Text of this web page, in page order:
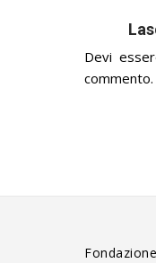
Devi
commento.